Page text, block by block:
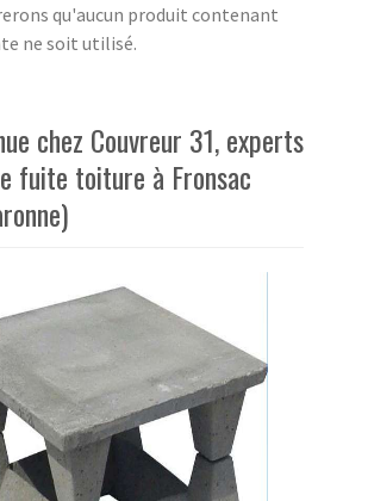
qu'aucun produit contenant
ne soit utilisé.
chez Couvreur 31, experts
fuite toiture à Fronsac